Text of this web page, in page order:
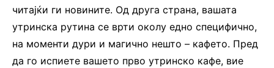
читајќи ги новините. Од друга страна, вашата
утринска рутина се врти околу едно специфично,
на моменти дури и магично нешто – кафето. Пред
да го испиете вашето прво утринско кафе, вие